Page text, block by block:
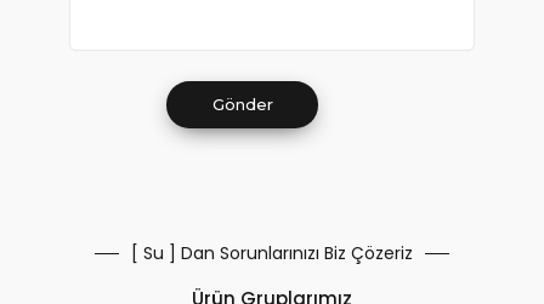
[ Su ] Dan Sorunlarınızı Biz Çözeriz
Ürün Gruplarımız